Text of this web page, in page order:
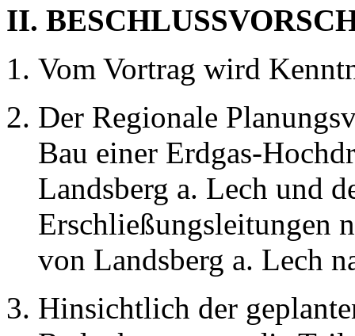
II.
Vom Vortrag wird
Der Regionale
Bau einer Erdgas-
Landsberg a. Lech und
Erschließungsleitungen
von Landsberg a. Lech
Hinsichtlich der